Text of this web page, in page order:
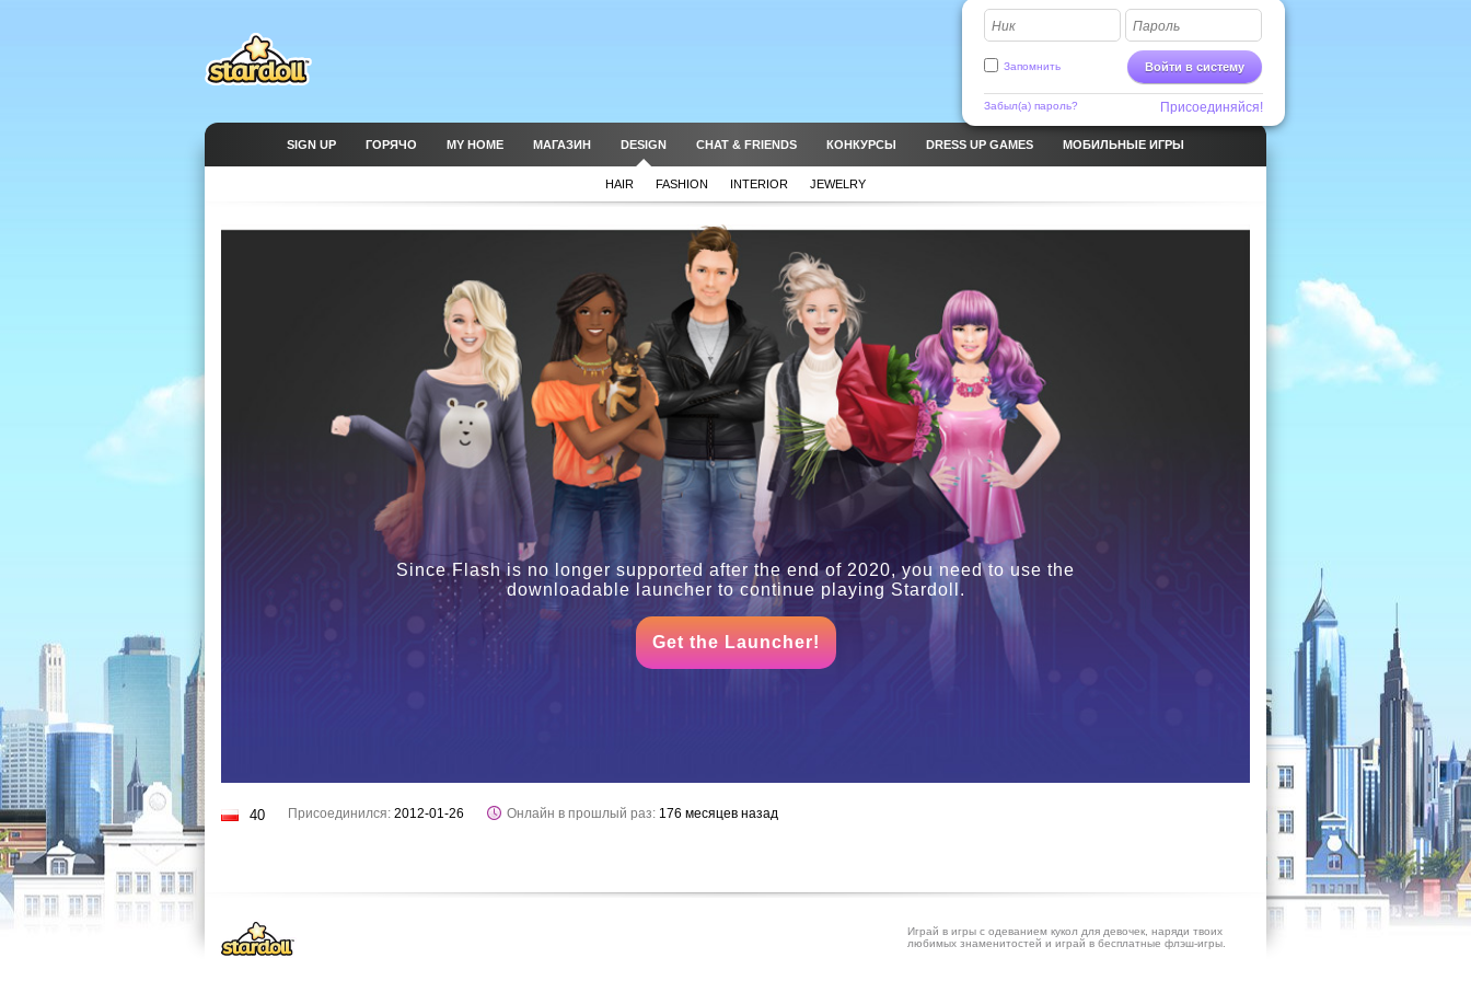
Ник Пароль
Войти в систему
Запомнить
Забыл(а) пароль? Присоединяйся!
SIGN UP ГОРЯЧО MY HOME МАГАЗИН DESIGN CHAT & FRIENDS КОНКУРСЫ DRESS UP GAMES МОБИЛЬНЫЕ ИГРЫ
HAIR FASHION INTERIOR JEWELRY
Since Flash is no longer supported after the end of 2020, you need to use the
downloadable launcher to continue playing Stardoll.
Get the Launcher!
40 Присоединился: 2012-01-26 Онлайн в прошлый раз: 176 месяцев назад
Играй в игры с одеванием кукол для девочек, наряди твоих
любимых знаменитостей и играй в бесплатные флэш-игры.